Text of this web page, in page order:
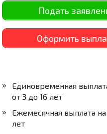
Подать
Оформить
Единовременная
от 3 до 16 лет
Ежемесячная выплата
лет